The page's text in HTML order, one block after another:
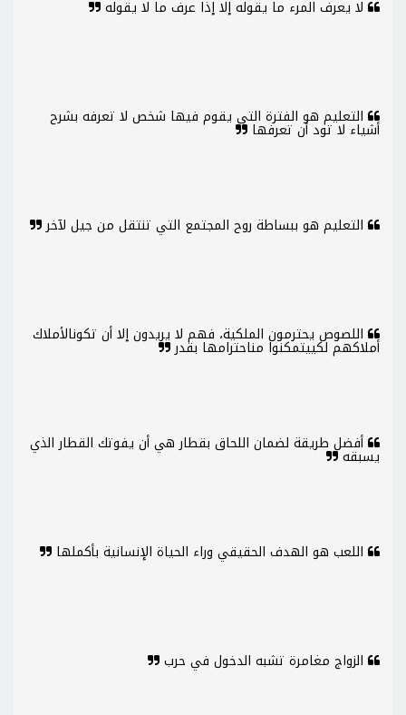
لا يعرف المرء ما يقوله إلا إذا عرف ما لا يقوله
التعليم هو الفترة التي يقوم فيها شخص لا تعرفه بشرح
أشياء لا تود أن تعرفها
التعليم هو ببساطة روح المجتمع التي تنتقل من جيل لآخر
اللصوص يحترمون الملكية، فهم لا يريدون إلا أن تكونالأملاك
أملاكهم لكييتمكنوا مناحترامها بقدر
أفضل طريقة لضمان اللحاق بقطار هي أن يفوتك القطار الذي
يسبقه
اللعب هو الهدف الحقيقي وراء الحياة الإنسانية بأكملها
الزواج مغامرة تشبه الدخول في حرب